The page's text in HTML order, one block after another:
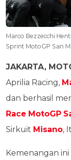
Marco Bezzecchi
Sprint MotoGP San
JAKARTA,
Aprilia Racing,
dan berhasil
Race MotoGP
Sirkuit Misano,
Kemenangan